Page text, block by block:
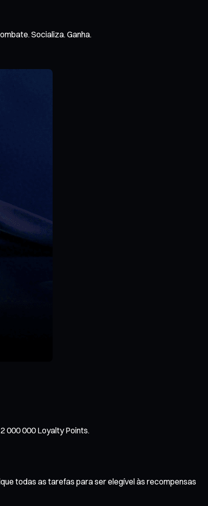
Socializa. Ganha.
000 000 Loyalty Points.
todas as tarefas para ser elegível às recompensas